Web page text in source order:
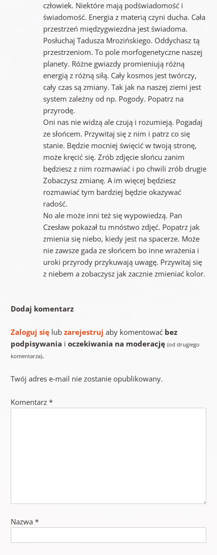
człowiek. Niektóre mają podświadomość i
świadomość. Energia z materią czyni ducha. Cała
przestrzeń międzygwiezdna jest świadoma.
Posłuchaj Tadusza Mrozińskiego. Oddychasz tą
przestrzeniom. To pole morfogenetyczne naszej
planety. Różne gwiazdy promieniują różną
energią z różną siłą. Cały kosmos jest twórczy,
cały czas są zmiany. Tak jak na naszej ziemi jest
system zależny od np. Pogody. Popatrz na
przyrodę.
Oni nas nie widzą ale czują i rozumieją. Pogadaj
ze słońcem. Przywitaj się z nim i patrz co się
stanie. Będzie mocniej święcić w twoją stronę,
może kręcić się. Zrób zdjęcie słońcu zanim
będziesz z nim rozmawiać i po chwili zrób drugie
Zobaczysz zmianę. A im więcej będziesz
rozmawiać tym bardziej będzie okazywać
radość.
No ale może inni też się wypowiedzą. Pan
Czesław pokazał tu mnóstwo zdjęć. Popatrz jak
zmienia się niebo, kiedy jest na spacerze. Może
nie zawsze gada ze słońcem bo inne wrażenia i
uroki przyrody przykuwają uwagę. Przywitaj się
z niebem a zobaczysz jak zacznie zmieniać kolor.
Dodaj komentarz
Zaloguj sięlub zarejestruj aby komentować bez
podpisywania i oczekiwania na moderację (od drugiego
komentarza).
Twój adres e-mail nie zostanie opublikowany.
Komentarz *
Nazwa *